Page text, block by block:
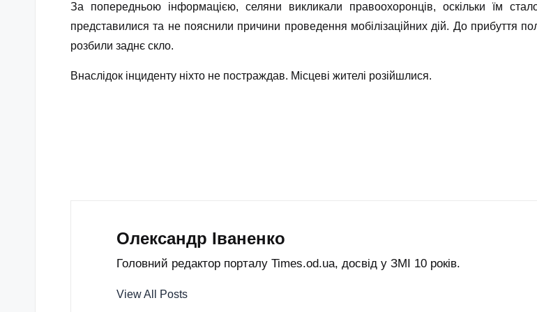
За попередньою інформацією, селяни викликали правоохоронців, оскільки їм
представилися та не пояснили причини проведення мобілізаційних дій. До прибуття
розбили заднє скло.
Внаслідок інциденту ніхто не постраждав. Місцеві жителі розійшлися.
Олександр Іваненко
Головний редактор порталу Times.od.ua, досвід у ЗМІ 10 років.
View All Posts